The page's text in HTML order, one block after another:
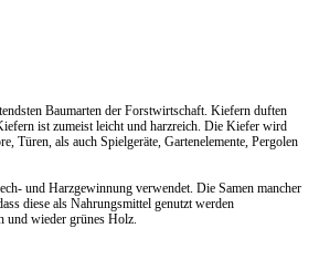
Baumarten der Forstwirtschaft. Kiefern duften
ist zumeist leicht und harzreich. Die Kiefer wird
Türen, als auch Spielgeräte, Gartenelemente, Pergolen
und Harzgewinnung verwendet. Die Samen mancher
diese als Nahrungsmittel genutzt werden
und wieder grünes Holz.